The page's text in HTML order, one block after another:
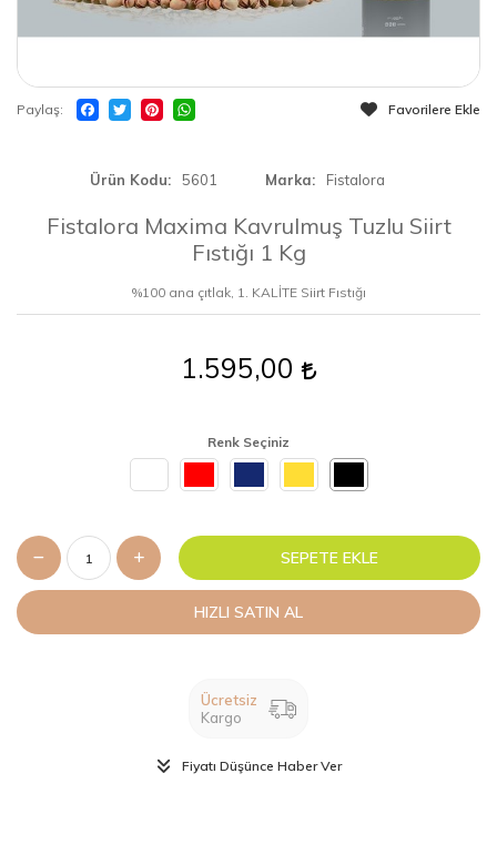
Paylaş Favorilere Ekle
Ürün Kodu 5601 Marka Fistalora
Fistalora Maxima Kavrulmuş Tuzlu Siirt
Fıstığı 1 Kg
%100 ana çıtlak, 1. KALİTE Siirt Fıstığı
1.595,00
Renk Seçiniz
SEPETE EKLE
HIZLI SATIN AL
Ücretsiz
Kargo
Fiyatı Düşünce Haber Ver